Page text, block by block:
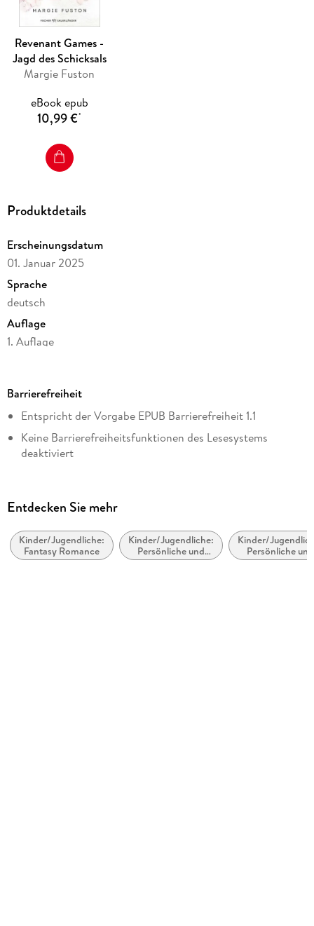
Band 1 der unwiderstehlichen Slow-Burn-Fantasy für alle
Leser*innen von
Hunger Games
Wicca Creed
« und »Crush«.
Revenant Games -
Jagd des Schicksals
Margie Fuston
eBook epub
10,99 €*
Produktdetails
Erscheinungsdatum
01. Januar 2025
Sprache
deutsch
Auflage
1. Auflage
Dateigröße
5,42 MB
Altersempfehlung
ab 14 Jahre
Revenant Games, 1
Margie Fuston
Übersetzung
Barrierefreiheit
Entspricht der Vorgabe EPUB Barrierefreiheit 1.1
Keine Barrierefreiheitsfunktionen des Lesesystems
deaktiviert
Hoher Farbkontrast für bessere Lesbarkeit
Navigation über vorherige/nächste Abschnitte möglich
Entdecken Sie mehr
Kinder/Jugendliche:
Fantasy Romance
Kinder/Jugendliche:
Persönliche und
soziale Themen:
Kinder/
Persönliche und
soziale Themen: